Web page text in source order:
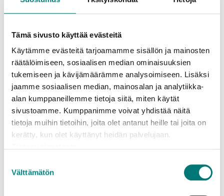
Tämä sivusto käyttää evästeitä
Käytämme evästeitä tarjoamamme sisällön ja mainosten
räätälöimiseen, sosiaalisen median ominaisuuksien
tukemiseen ja kävijämäärämme analysoimiseen. Lisäksi
jaamme sosiaalisen median, mainosalan ja analytiikka-
alan kumppaneillemme tietoja siitä, miten käytät
sivustoamme. Kumppanimme voivat yhdistää näitä
tietoja muihin tietoihin, joita olet antanut heille tai joita on
kerätty, kun olet käyttänyt heidän palvelujaan.
valinta
Välttämätön
asiakaspalvelu@rosknroll.fi.
HYR SOPKÄRLET
Läs mera
Var kan man placera sopkärlet?
Hur stora är sopkärlen?